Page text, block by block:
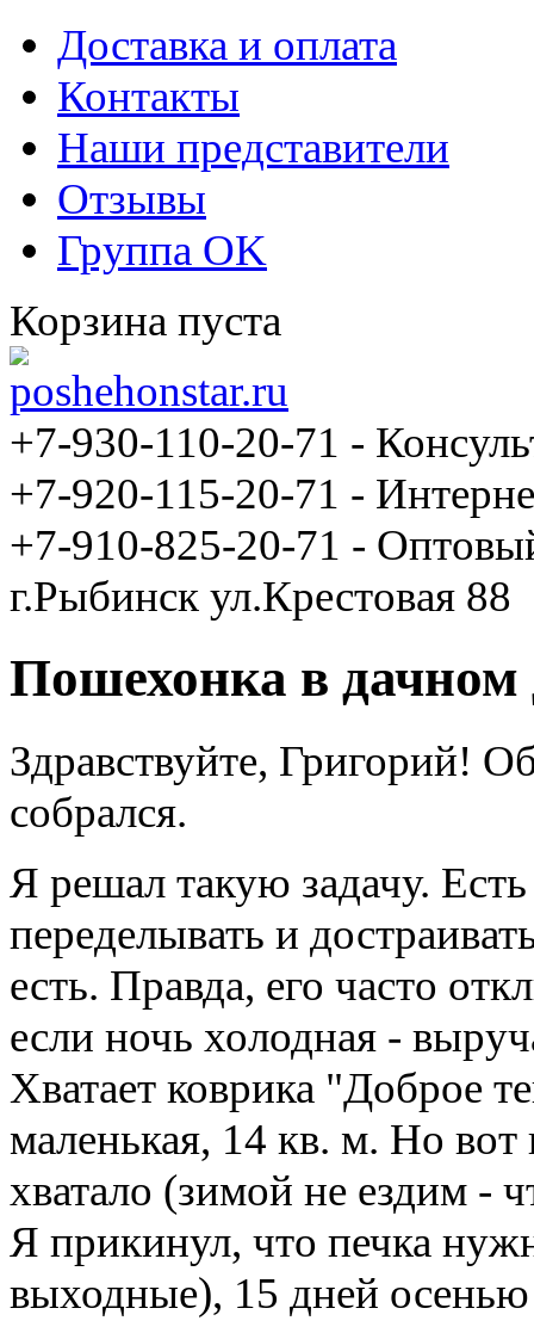
Доставка и оплата
Контакты
Наши представители
Отзывы
Группа OK
Корзина пуста
+7-930-110-20-71 -
+7-920-115-20-71 -
+7-910-825-20-71 -
г.Рыбинск ул.Крестовая 88
Пошехонка в дачном
Здравствуйте, Григорий!
собрался.
Я решал такую задачу.
переделывать и
есть. Правда, его часто
если ночь холодная -
Хватает коврика "Доброе
маленькая, 14 кв. м. Но
хватало (зимой не ездим -
Я прикинул, что печка
выходные), 15 дней осенью